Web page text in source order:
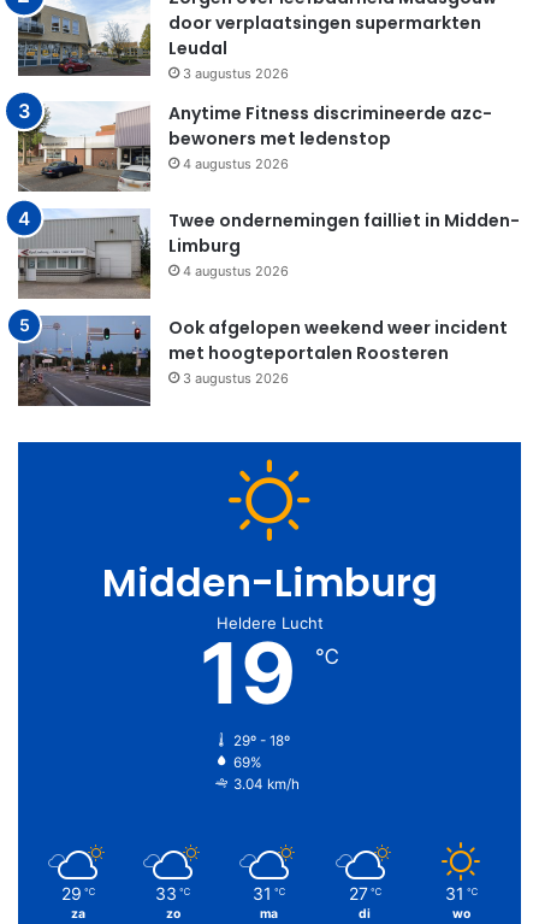
door verplaatsingen supermarkten
Leudal
3 augustus 2026
Anytime Fitness discrimineerde azc-
bewoners met ledenstop
4 augustus 2026
Twee ondernemingen failliet in Midden-
Limburg
4 augustus 2026
Ook afgelopen weekend weer incident
met hoogteportalen Roosteren
3 augustus 2026
Midden-Limburg
Heldere Lucht
19 ℃
29º - 18º
69%
3.04 km/h
29 ℃
za
33 ℃
zo
31 ℃
ma
27 ℃
di
31 ℃
wo